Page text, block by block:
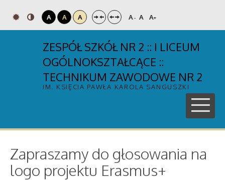
A A A A- A A+
ZESPÓŁ SZKÓŁ NR 2 :: I LICEUM
OGÓLNOKSZTAŁCĄCE ::
TECHNIKUM ZAWODOWE NR 2
IM. KSIĘCIA PAWŁA KAROLA SANGUSZKI
Zapraszamy do głosowania na
logo projektu Erasmus+